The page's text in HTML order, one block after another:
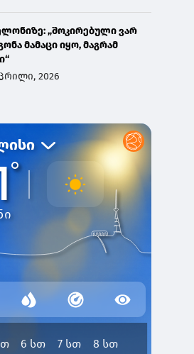
„შოკირებული ვარ
მამაცი იყო, მაგრამ
2026